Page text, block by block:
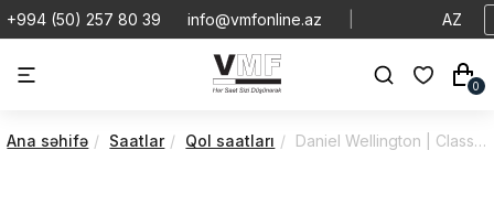
+994 (50) 257 80 39 info@vmfonline.az AZ
0
Ana səhifə Saatlar Qol saatları Daniel Wellington | Classic | St Mawes | DW00100021